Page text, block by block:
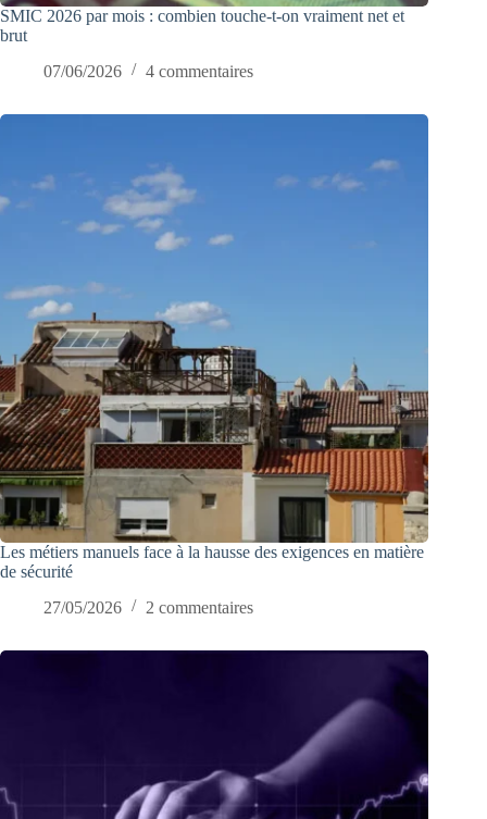
SMIC 2026 par mois : combien touche-t-on vraiment net et
brut
07/06/2026
4 commentaires
Les métiers manuels face à la hausse des exigences en matière
de sécurité
27/05/2026
2 commentaires